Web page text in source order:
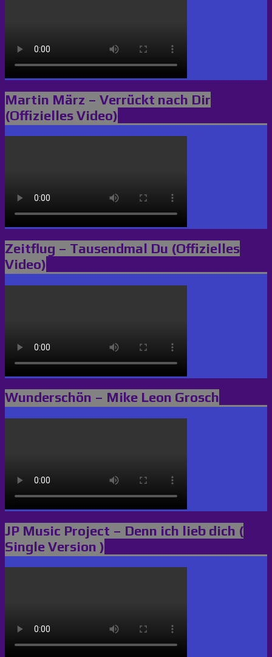
Martin März – Verrückt nach Dir
(Offizielles Video)
Zeitflug – Tausendmal Du (Offizielles
Video)
Wunderschön – Mike Leon Grosch
JP Music Project – Denn ich lieb dich (
Single Version )